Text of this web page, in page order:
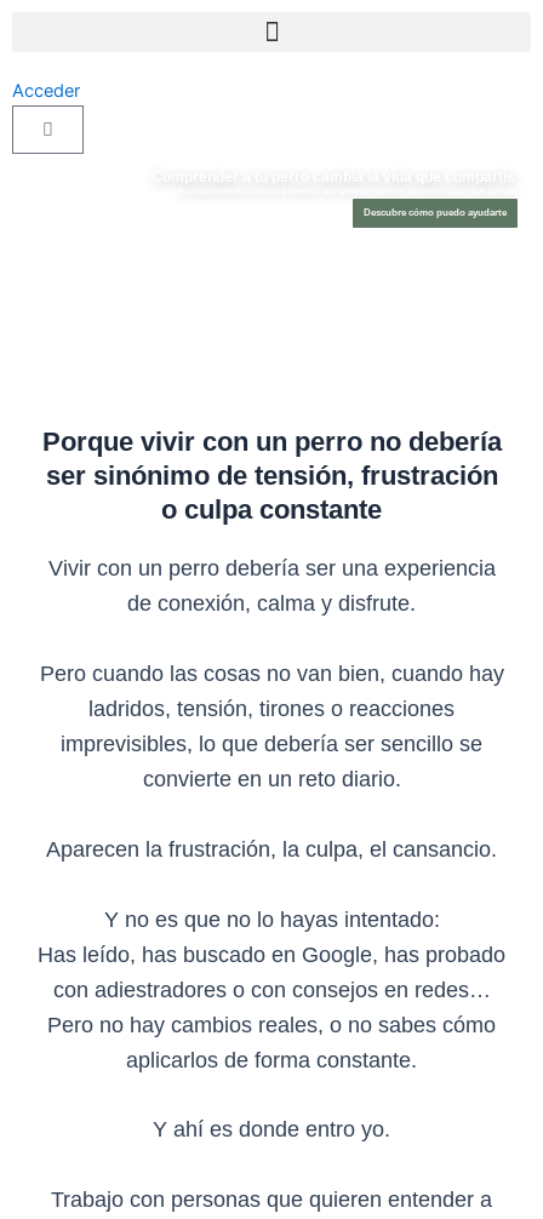
Acceder
Cart
Descubre cómo puedo ayudarte
Porque vivir con un perro no debería
ser sinónimo de tensión, frustración
o culpa constante
Vivir con un perro debería ser una experiencia
de conexión, calma y disfrute.
Pero cuando las cosas no van bien, cuando hay
ladridos, tensión, tirones o reacciones
imprevisibles, lo que debería ser sencillo se
convierte en un reto diario.
Aparecen la frustración, la culpa, el cansancio.
Y no es que no lo hayas intentado:
Has leído, has buscado en Google, has probado
con adiestradores o con consejos en redes…
Pero no hay cambios reales, o no sabes cómo
aplicarlos de forma constante.
Y ahí es donde entro yo.
Trabajo con personas que quieren entender a